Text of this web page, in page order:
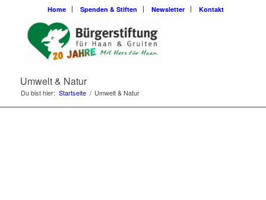
Home Spenden & Stiften Newsletter Kontakt
Umwelt & Natur
Du bist hier: Startseite / Umwelt & Natur